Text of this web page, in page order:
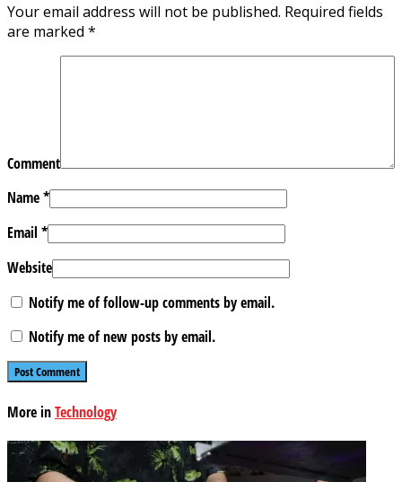
Your email address will not be published. Required fields
are marked *
Comment
Name*
Email *
Website
Notify me of follow-up comments by email.
Notify me of new posts by email.
More inTechnology